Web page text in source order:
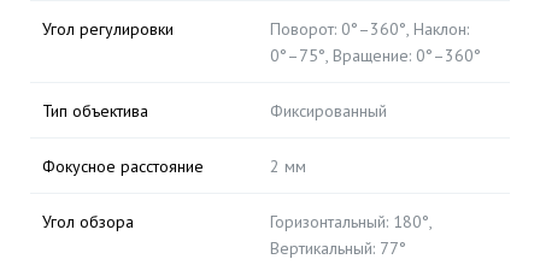
Угол регулировки
Поворот: 0°–360°, Наклон:
0°–75°, Вращение: 0°–360°
Тип объектива Фиксированный
Фокусное расстояние 2 мм
Угол обзора
Горизонтальный: 180°,
Вертикальный: 77°